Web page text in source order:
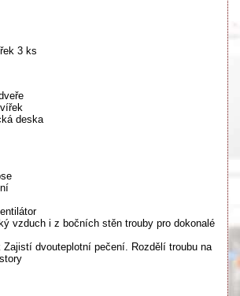
3 ks
deska
vzduch i z bočních stěn trouby pro dokonalé
Zajistí dvouteplotní pečení. Rozdělí troubu na